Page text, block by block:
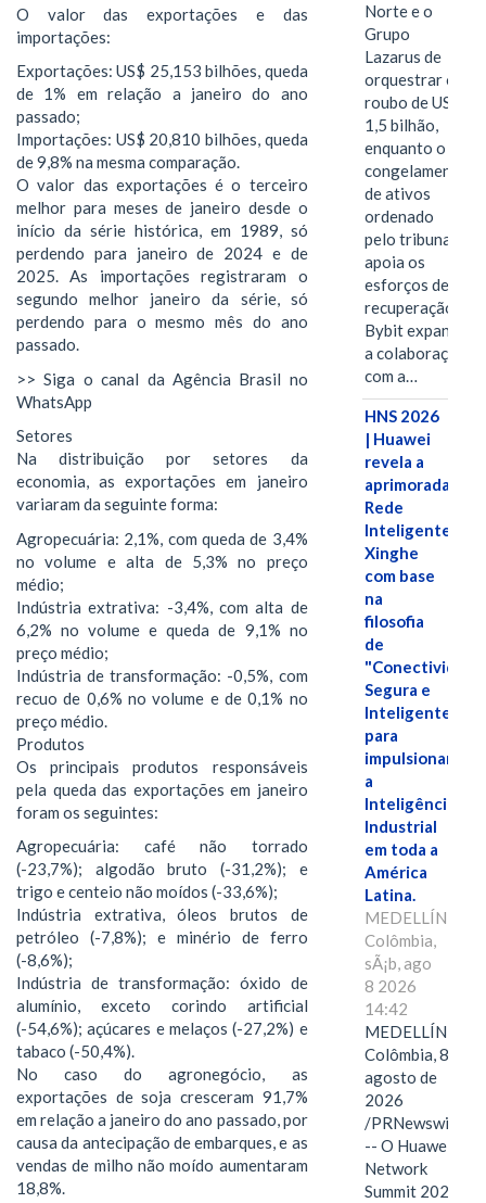
O valor das exportações e das
importações:
Exportações: US$ 25,153 bilhões, queda
de 1% em relação a janeiro do ano
passado;
Importações: US$ 20,810 bilhões, queda
de 9,8% na mesma comparação.
O valor das exportações é o terceiro
melhor para meses de janeiro desde o
início da série histórica, em 1989, só
perdendo para janeiro de 2024 e de
2025. As importações registraram o
segundo melhor janeiro da série, só
perdendo para o mesmo mês do ano
passado.
>> Siga o canal da Agência Brasil no
WhatsApp
Setores
Na distribuição por setores da
economia, as exportações em janeiro
variaram da seguinte forma:
Agropecuária: 2,1%, com queda de 3,4%
no volume e alta de 5,3% no preço
médio;
Indústria extrativa: -3,4%, com alta de
6,2% no volume e queda de 9,1% no
preço médio;
Indústria de transformação: -0,5%, com
recuo de 0,6% no volume e de 0,1% no
preço médio.
Produtos
Os principais produtos responsáveis
pela queda das exportações em janeiro
foram os seguintes:
Agropecuária: café não torrado
(-23,7%); algodão bruto (-31,2%); e
trigo e centeio não moídos (-33,6%);
Indústria extrativa, óleos brutos de
petróleo (-7,8%); e minério de ferro
(-8,6%);
Indústria de transformação: óxido de
alumínio, exceto corindo artificial
(-54,6%); açúcares e melaços (-27,2%) e
tabaco (-50,4%).
No caso do agronegócio, as
exportações de soja cresceram 91,7%
em relação a janeiro do ano passado, por
causa da antecipação de embarques, e as
vendas de milho não moído aumentaram
18,8%.
Norte e o
Grupo
Lazarus de
orquestrar o
roubo de US$
1,5 bilhão,
enquanto o
congelamento
de ativos
ordenado
pelo tribunal
apoia os
esforços de
recuperação e
Bybit expande
a colaboração
com a…
HNS 2026
| Huawei
revela a
aprimorada
Rede
Inteligente
Xinghe
com base
na
filosofia
de
"Conectividade
Segura e
Inteligente"
para
impulsionar
a
Inteligência
Industrial
em toda a
América
Latina.
MEDELLÍN,
Colômbia,
sÃ¡b, ago
8 2026
14:42
MEDELLÍN,
Colômbia, 8 de
agosto de
2026
/PRNewswire/
-- O Huawei
Network
Summit 2026